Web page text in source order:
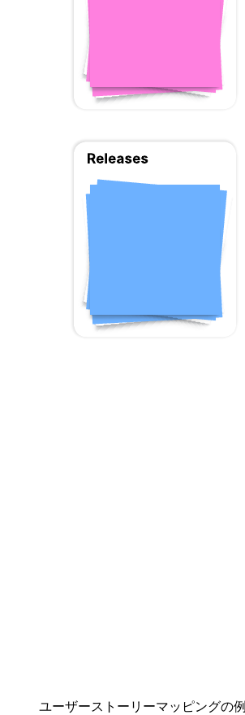
ユーザーストーリーマッピングの例